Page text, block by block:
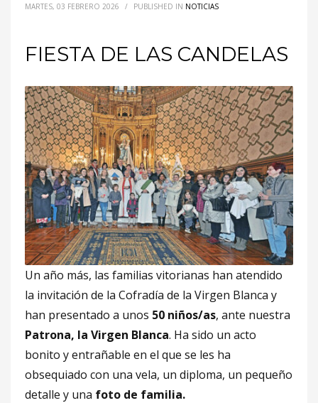
MARTES, 03 FEBRERO 2026 / PUBLISHED IN NOTICIAS
FIESTA DE LAS CANDELAS
Un año más, las familias vitorianas han atendido
la invitación de la Cofradía de la Virgen Blanca y
han presentado a unos 50 niños/as, ante nuestra
Patrona, la Virgen Blanca. Ha sido un acto
bonito y entrañable en el que se les ha
obsequiado con una vela, un diploma, un pequeño
detalle y una foto de familia.